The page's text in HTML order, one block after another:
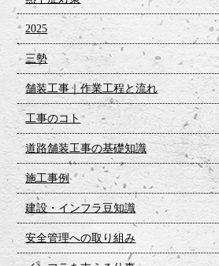
2025
三勢
舗装工事｜作業工程と流れ
工事のコト
道路舗装工事の基礎知識
施工事例
建設・インフラ豆知識
安全管理への取り組み